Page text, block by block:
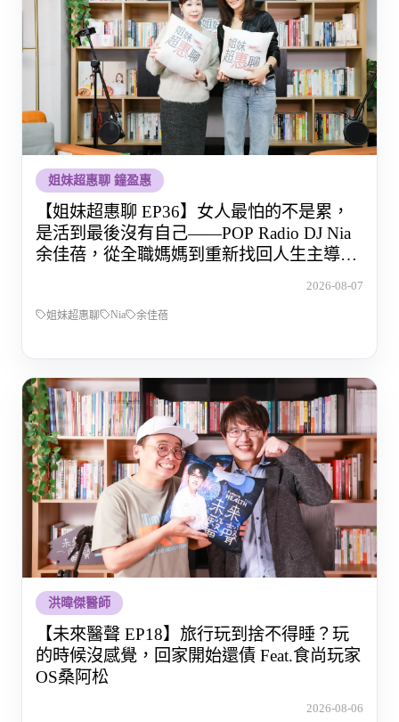
姐妹超惠聊 鐘盈惠
【姐妹超惠聊 EP36】女人最怕的不是累，
是活到最後沒有自己——POP Radio DJ Nia
余佳蓓，從全職媽媽到重新找回人生主導權
2026-08-07
姐妹超惠聊 Nia 余佳蓓
洪暐傑醫師
【未來醫聲 EP18】旅行玩到捨不得睡？玩
的時候沒感覺，回家開始還債 Feat.食尚玩家
OS桑阿松
2026-08-06